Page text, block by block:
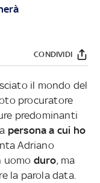
CONDIVIDI
il mondo del
procuratore
predominanti
persona a cui ho
Adriano
uomo duro, ma
la parola data.